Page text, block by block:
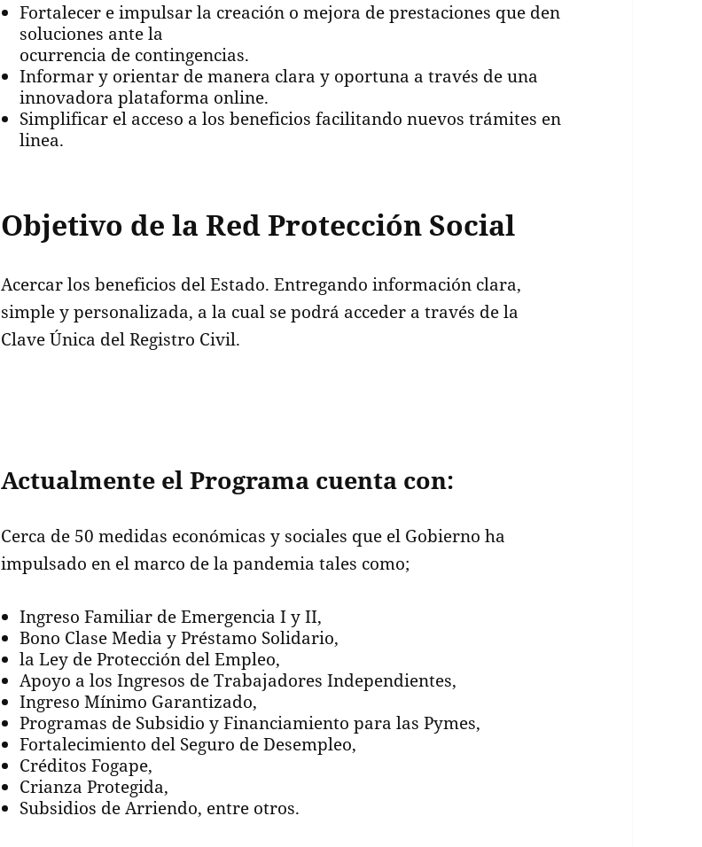
Fortalecer e impulsar la creación o mejora de prestaciones que den
soluciones ante la
ocurrencia de contingencias.
Informar y orientar de manera clara y oportuna a través de una
innovadora plataforma online.
Simplificar el acceso a los beneficios facilitando nuevos trámites en
linea.
Objetivo de la Red Protección Social
Acercar los beneficios del Estado. Entregando información clara,
simple y personalizada, a la cual se podrá acceder a través de la
Clave Única del Registro Civil.
Actualmente el Programa cuenta con:
Cerca de 50 medidas económicas y sociales que el Gobierno ha
impulsado en el marco de la pandemia tales como;
Ingreso Familiar de Emergencia I y II,
Bono Clase Media y Préstamo Solidario,
la Ley de Protección del Empleo,
Apoyo a los Ingresos de Trabajadores Independientes,
Ingreso Mínimo Garantizado,
Programas de Subsidio y Financiamiento para las Pymes,
Fortalecimiento del Seguro de Desempleo,
Créditos Fogape,
Crianza Protegida,
Subsidios de Arriendo, entre otros.